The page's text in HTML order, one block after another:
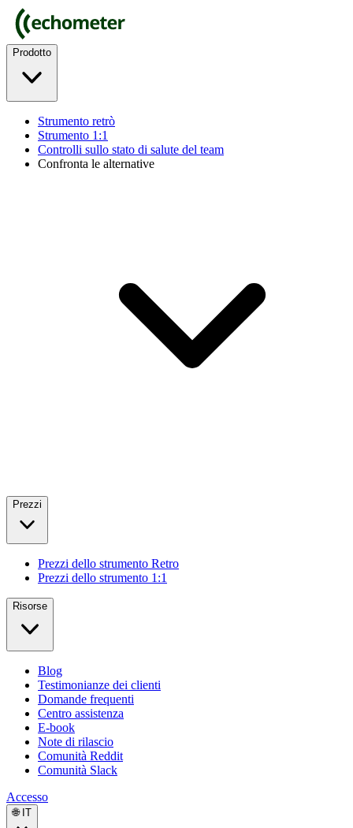
Prodotto
Strumento retrò
Strumento 1:1
Controlli sullo stato di salute del team
Confronta le alternative
Prezzi
Prezzi dello strumento Retro
Prezzi dello strumento 1:1
Risorse
Blog
Testimonianze dei clienti
Domande frequenti
Centro assistenza
E-book
Note di rilascio
Comunità Reddit
Comunità Slack
Accesso
🌐 IT